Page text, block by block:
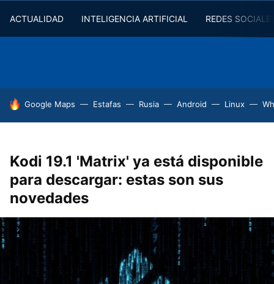
ACTUALIDAD INTELIGENCIA ARTIFICIAL REDES
HOY SE HABLA DE
Google Maps Estafas Rusia Android Linux
Kodi 19.1 'Matrix' ya está disponible
para descargar: estas son sus
novedades